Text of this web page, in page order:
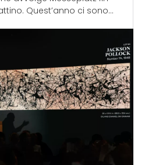
Quest’anno ci sono...